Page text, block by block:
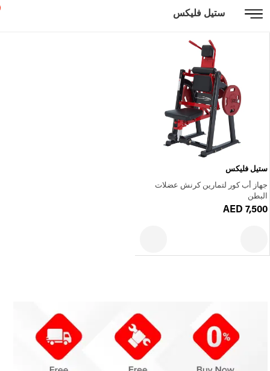
ستيل فليكس
ستيل فليكس
جهاز أب كور لتمارين كرنش عضلات
البطن
AED 7,500